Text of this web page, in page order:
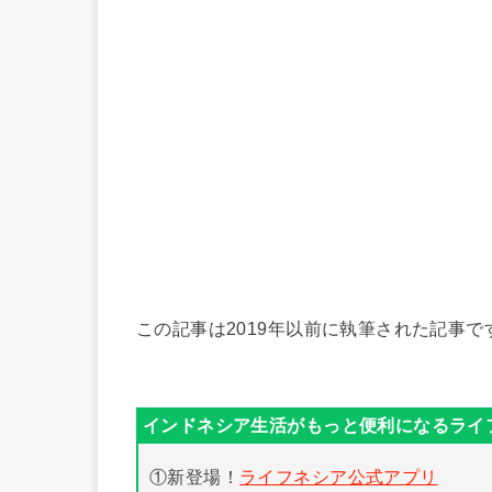
この記事は2019年以前に執筆された記事で
①新登場！ ライフネシア公式アプリ